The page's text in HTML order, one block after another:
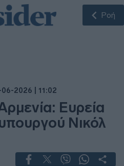
Ροή
2026 | 11:02
Ευρεία
Νικόλ